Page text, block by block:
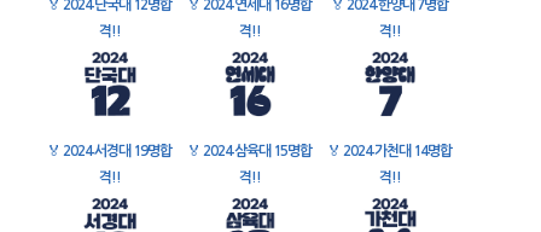
🏅 2024 단국대 12명합
격!!
🏅 2024 연세대 16명합
격!!
🏅 2024 한양대 7명합
격!!
🏅 2024 서경대 19명합
격!!
🏅 2024 삼육대 15명합
격!!
🏅 2024 가천대 14명합
격!!